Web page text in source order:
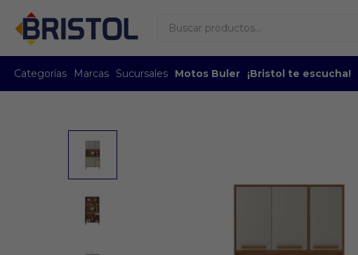
Categorías Marcas Sucursales Motos Buler ¡Bristol te escucha!